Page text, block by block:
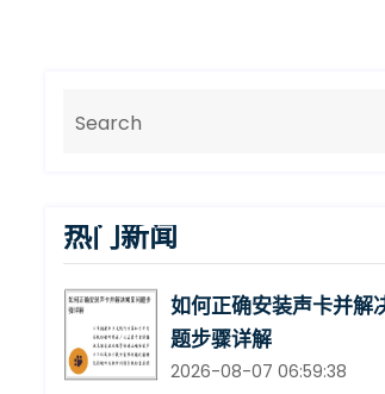
热门新闻
如何正确安装声卡并解
题步骤详解
2026-08-07 06:59:38